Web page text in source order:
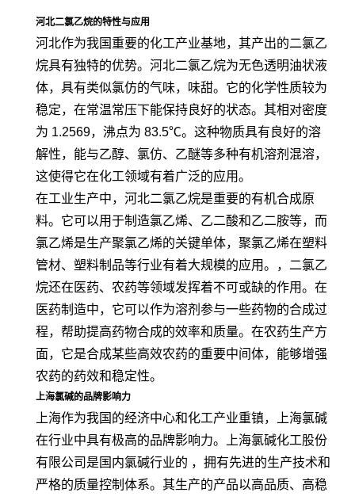
河北二氯乙烷的特性与应用
河北作为我国重要的化工产业基地，其产出的二氯乙
烷具有独特的优势。河北二氯乙烷为无色透明油状液
体，具有类似氯仿的气味，味甜。它的化学性质较为
稳定，在常温常压下能保持良好的状态。其相对密度
为 1.2569，沸点为 83.5℃。这种物质具有良好的溶
解性，能与乙醇、氯仿、乙醚等多种有机溶剂混溶，
这使得它在化工领域有着广泛的应用。
在工业生产中，河北二氯乙烷是重要的有机合成原
料。它可以用于制造氯乙烯、乙二酸和乙二胺等，而
氯乙烯是生产聚氯乙烯的关键单体，聚氯乙烯在塑料
管材、塑料制品等行业有着大规模的应用。，二氯乙
烷还在医药、农药等领域发挥着不可或缺的作用。在
医药制造中，它可以作为溶剂参与一些药物的合成过
程，帮助提高药物合成的效率和质量。在农药生产方
面，它是合成某些高效农药的重要中间体，能够增强
农药的药效和稳定性。
上海氯碱的品牌影响力
上海作为我国的经济中心和化工产业重镇，上海氯碱
在行业中具有极高的品牌影响力。上海氯碱化工股份
有限公司是国内氯碱行业的 ，拥有先进的生产技术和
严格的质量控制体系。其生产的产品以高品质、高稳